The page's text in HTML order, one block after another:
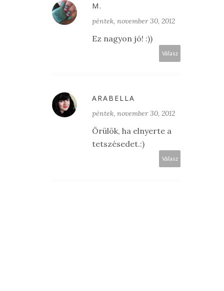
M.
péntek, november 30, 2012
Ez nagyon jó! :))
Válasz
ARABELLA
péntek, november 30, 2012
Örülök, ha elnyerte a
tetszésedet.:)
Válasz